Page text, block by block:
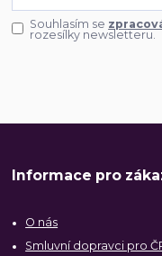
Souhlasím se
rozesílky newsletteru.
Informace pro
O nás
Smluvní dopravci pro